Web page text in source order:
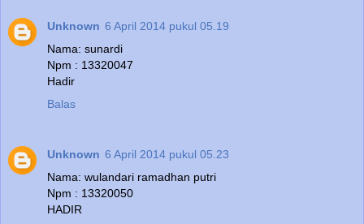
Unknown 6 April 2014 pukul 05.19
Nama: sunardi
Npm : 13320047
Hadir
Balas
Unknown 6 April 2014 pukul 05.23
Nama: wulandari ramadhan putri
Npm : 13320050
HADIR